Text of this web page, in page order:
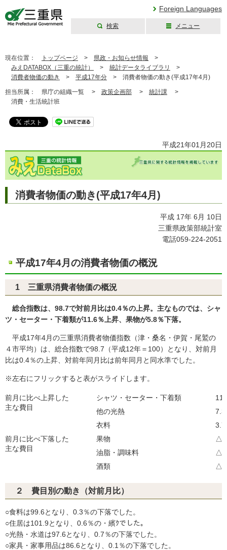
Foreign Languages
検索 メニュー
現在位置： トップページ > 県政・お知らせ情報 >
みえDATABOX（三重の統計）
> 統計データライブラリ
>
消費者物価の動き
> 平成17年分 > 消費者物価の動き(平成17年4月)
担当所属： 県庁の組織一覧 > 政策企画部 > 統計課 >
消費・生活統計班
平成21年01月20日
消費者物価の動き(平成17年4月)
平成 17年 6月 10日
三重県政策部統計室
電話059-224-2051
平成17年4月の消費者物価の概況
1 三重県消費者物価の概況
総合指数は、98.7で対前月比は0.4％の上昇。主なものでは、シャ
ツ・セーター・下着類が11.6％上昇、果物が5.8％下落。
平成17年4月の三重県消費者物価指数（津・桑名・伊賀・尾鷲の
４市平均）は、総合指数で98.7（平成12年＝100）となり、対前月
比は0.4％の上昇、対前年同月比は前年同月と同水準でした。
※左右にフリックすると表がスライドします。
前月に比べ上昇した
主な費目
シャツ・セーター・下着類
他の光熱
7.3
衣料
3.7
前月に比べ下落した
主な費目
果物
油脂・調味料
酒類
２ 費目別の動き（対前月比）
○食料は99.6となり、0.3％の下落でした。
○住居は101.9となり、0.6％の・繽ｸでした。
○光熱・水道は97.6となり、0.7％の下落でした。
○家具・家事用品は86.6となり、0.1％の下落でした。